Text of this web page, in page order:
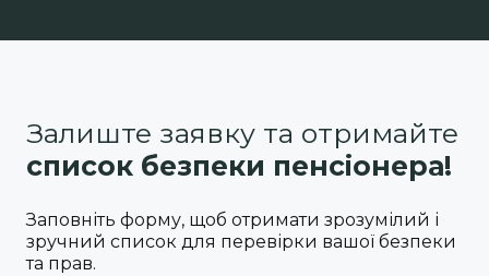
Залиште заявку та отримайте
список безпеки пенсіонера!
Заповніть форму, щоб отримати зрозумілий і
зручний список для перевірки вашої безпеки
та прав.